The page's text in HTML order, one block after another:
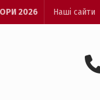
2026 Наші сайти